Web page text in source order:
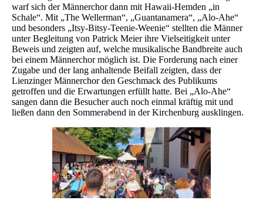
warf sich der Männerchor dann mit Hawaii-Hemden „in
Schale“. Mit „The Wellerman“, „Guantanamera“, „Alo-Ahe“
und besonders „Itsy-Bitsy-Teenie-Weenie“ stellten die Männer
unter Begleitung von Patrick Meier ihre Vielseitigkeit unter
Beweis und zeigten auf, welche musikalische Bandbreite auch
bei einem Männerchor möglich ist. Die Forderung nach einer
Zugabe und der lang anhaltende Beifall zeigten, dass der
Lienzinger Männerchor den Geschmack des Publikums
getroffen und die Erwartungen erfüllt hatte. Bei „Alo-Ahe“
sangen dann die Besucher auch noch einmal kräftig mit und
ließen dann den Sommerabend in der Kirchenburg ausklingen.